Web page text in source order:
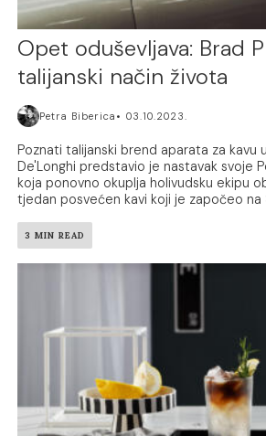
Opet oduševljava: Brad
talijanski način života
Petra Biberica 03.10.2023.
Poznati talijanski brend aparata za kavu
De'Longhi predstavio je nastavak svoje
koja ponovno okuplja holivudsku ekipu
tjedan posvećen kavi koji je započeo na
3 MIN READ